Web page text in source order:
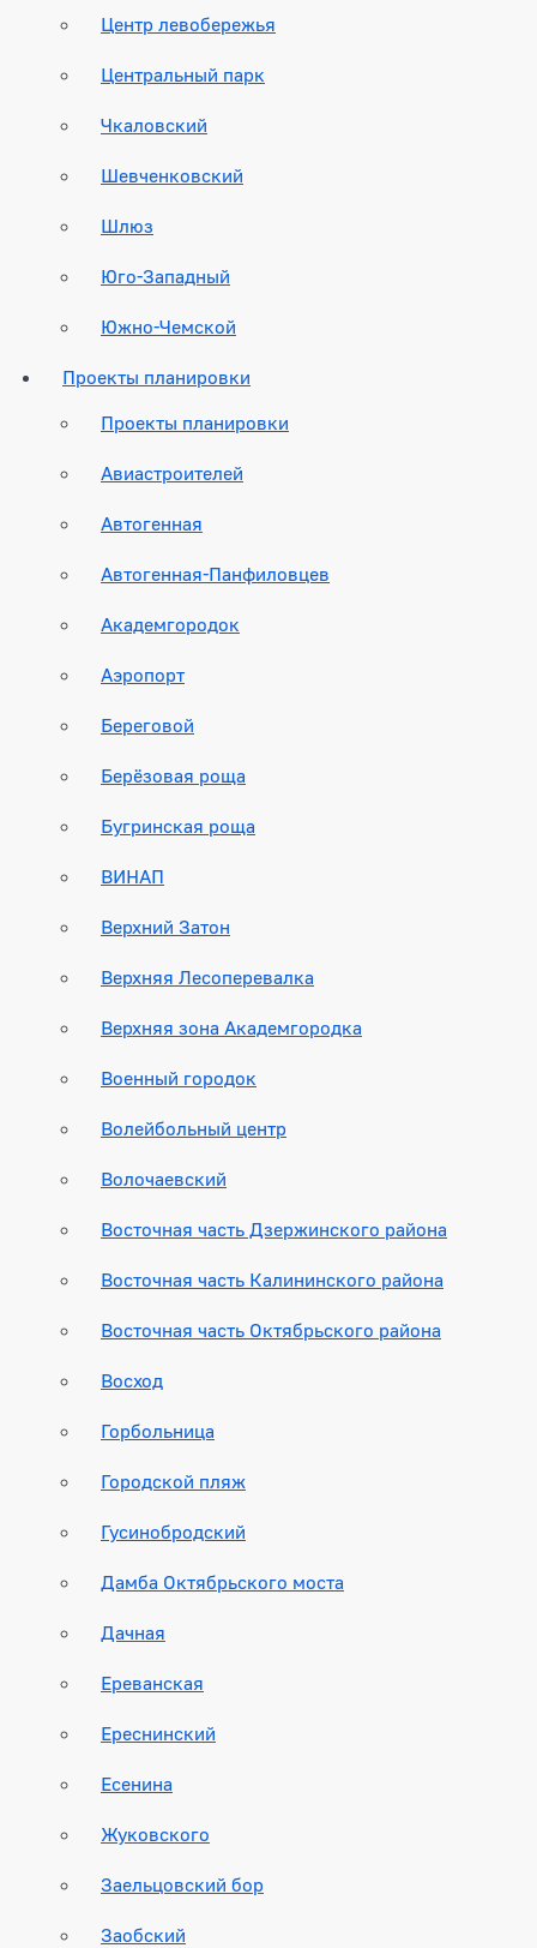
Центр левобережья
Центральный парк
Чкаловский
Шевченковский
Шлюз
Юго-Западный
Южно-Чемской
Проекты планировки
Проекты планировки
Авиастроителей
Автогенная
Автогенная-Панфиловцев
Академгородок
Аэропорт
Береговой
Берёзовая роща
Бугринская роща
ВИНАП
Верхний Затон
Верхняя Лесоперевалка
Верхняя зона Академгородка
Военный городок
Волейбольный центр
Волочаевский
Восточная часть Дзержинского района
Восточная часть Калининского района
Восточная часть Октябрьского района
Восход
Горбольница
Городской пляж
Гусинобродский
Дамба Октябрьского моста
Дачная
Ереванская
Ереснинский
Есенина
Жуковского
Заельцовский бор
Заобский